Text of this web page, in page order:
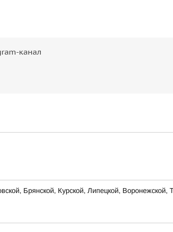
канал
Брянской, Курской, Липецкой, Воронежской,